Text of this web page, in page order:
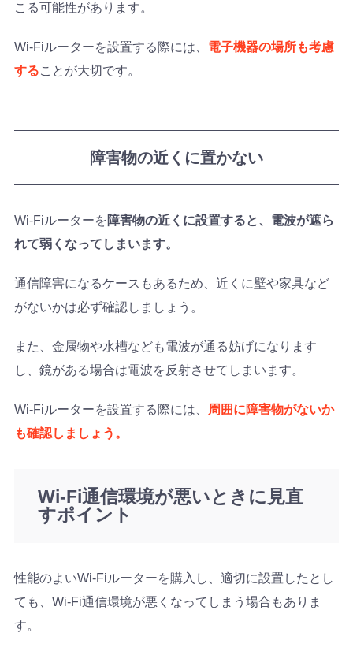
こる可能性があります。
Wi-Fiルーターを設置する際には、 電子機器の場所も考慮
することが大切です。
障害物の近くに置かない
Wi-Fiルーターを障害物の近くに設置すると、電波が遮ら
れて弱くなってしまいます。
通信障害になるケースもあるため、近くに壁や家具など
がないかは必ず確認しましょう。
また、金属物や水槽なども電波が通る妨げになります
し、鏡がある場合は電波を反射させてしまいます。
Wi-Fiルーターを設置する際には、
周囲に障害物がないか
も確認しましょう。
Wi-Fi通信環境が悪いときに見直
すポイント
性能のよいWi-Fiルーターを購入し、適切に設置したとし
ても、Wi-Fi通信環境が悪くなってしまう場合もありま
す。